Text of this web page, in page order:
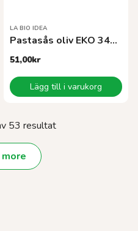
LA BIO IDEA
Pastasås oliv EKO 340 g
51,00kr
Lägg till i varukorg
53 resultatSortera